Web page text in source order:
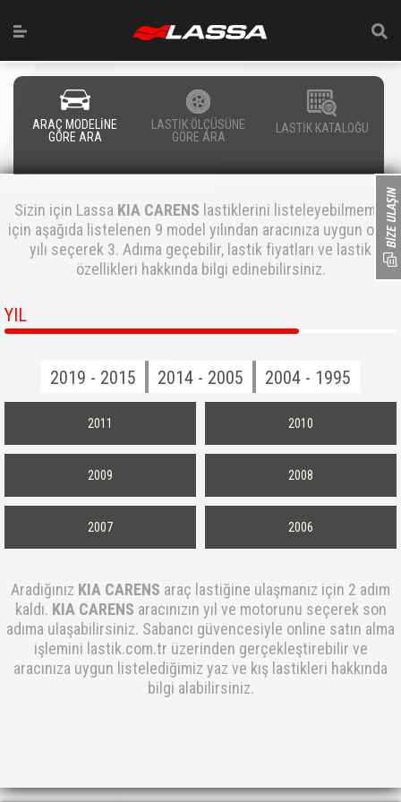
ARAÇ MODELİNE
GÖRE ARA
LASTİK ÖLÇÜSÜNE
GÖRE ARA
LASTİK KATALOĞU
Sizin için Lassa KIA CARENS lastiklerini listeleyebilmemiz
için aşağıda listelenen 9 model yılından aracınıza uygun olan
yılı seçerek 3. Adıma geçebilir, lastik fiyatları ve lastik
özellikleri hakkında bilgi edinebilirsiniz.
YIL
2019 - 2015 2014 - 2005 2004 - 1995
2011 2010
2009 2008
2007 2006
Aradığınız KIA CARENS araç lastiğine ulaşmanız için 2 adım
kaldı. KIA CARENS aracınızın yıl ve motorunu seçerek son
adıma ulaşabilirsiniz. Sabancı güvencesiyle online satın alma
işlemini lastik.com.tr üzerinden gerçekleştirebilir ve
aracınıza uygun listelediğimiz yaz ve kış lastikleri hakkında
bilgi alabilirsiniz.